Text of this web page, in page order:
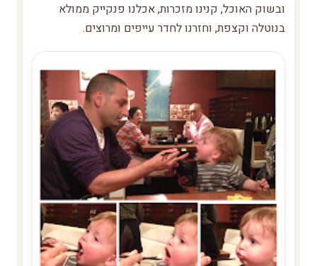
ובשוק האוכל, קנינו מזכרות, אכלנו פנקייק ממולא
בנוטלה וקצפת, וחזרנו לחדר עייפים ומרוצים.